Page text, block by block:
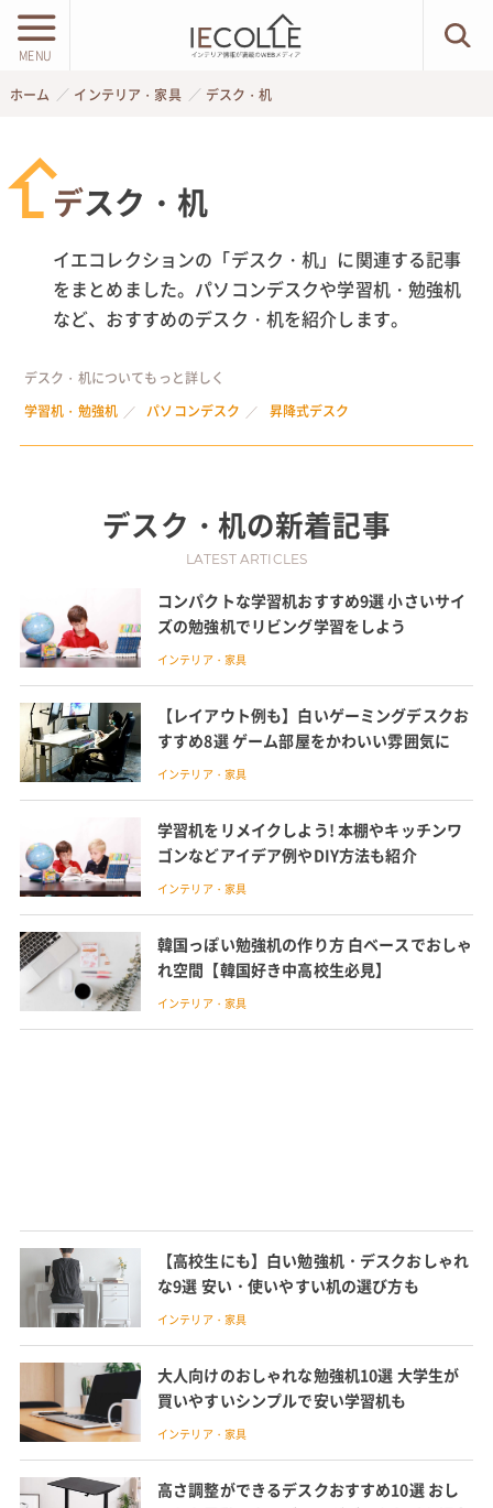
MENU
ホーム インテリア・家具 デスク・机
デスク・机
イエコレクションの「デスク・机」に関連する記事
をまとめました。パソコンデスクや学習机・勉強机
など、おすすめのデスク・机を紹介します。
デスク・机についてもっと詳しく
学習机・勉強机
パソコンデスク 昇降式デスク
デスク・机の新着記事
LATEST ARTICLES
コンパクトな学習机おすすめ9選 小さいサイ
ズの勉強机でリビング学習をしよう
インテリア・家具
【レイアウト例も】白いゲーミングデスクお
すすめ8選 ゲーム部屋をかわいい雰囲気に
インテリア・家具
学習机をリメイクしよう! 本棚やキッチンワ
ゴンなどアイデア例やDIY方法も紹介
インテリア・家具
韓国っぽい勉強机の作り方 白ベースでおしゃ
れ空間【韓国好き中高校生必見】
インテリア・家具
【高校生にも】白い勉強机・デスクおしゃれ
な9選 安い・使いやすい机の選び方も
インテリア・家具
大人向けのおしゃれな勉強机10選 大学生が
買いやすいシンプルで安い学習机も
インテリア・家具
高さ調整ができるデスクおすすめ10選 おし